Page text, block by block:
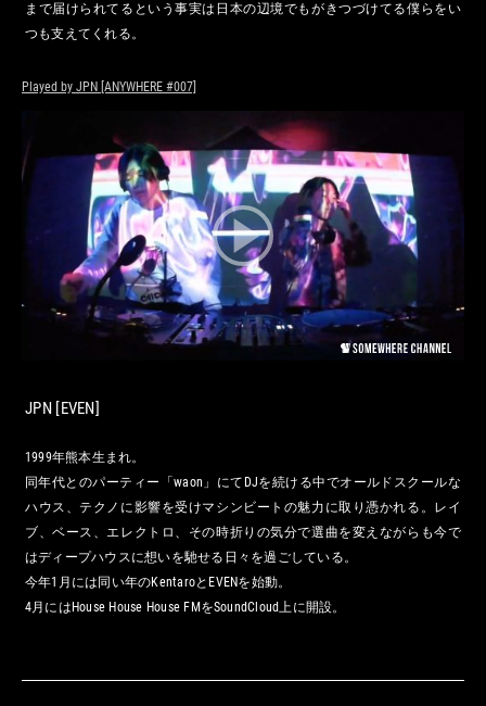
まで届けられてるという事実は日本の辺境でもがきつづけてる僕らをい
つも支えてくれる。
Played by JPN [ANYWHERE #007]
JPN[EVEN]
1999年熊本生まれ。
同年代とのパーティー「waon」にてDJを続ける中でオールドスクールな
ハウス、テクノに影響を受けマシンビートの魅力に取り憑かれる。レイ
ブ、ベース、エレクトロ、その時折りの気分で選曲を変えながらも今で
はディープハウスに想いを馳せる日々を過ごしている。
今年1月には同い年のKentaroとEVENを始動。
4月にはHouse House House FMをSoundCloud上に開設。